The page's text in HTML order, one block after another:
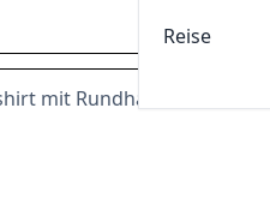
Reise
mit Rundhalsausschnitt